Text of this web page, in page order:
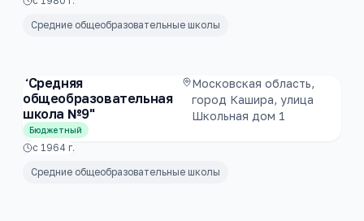
Средние общеобразовательные школы
"Средняя
общеобразовательная
школа №9"
Бюджетный
Московская область,
город Кашира, улица
Школьная дом 1
с 1964 г.
Средние общеобразовательные школы